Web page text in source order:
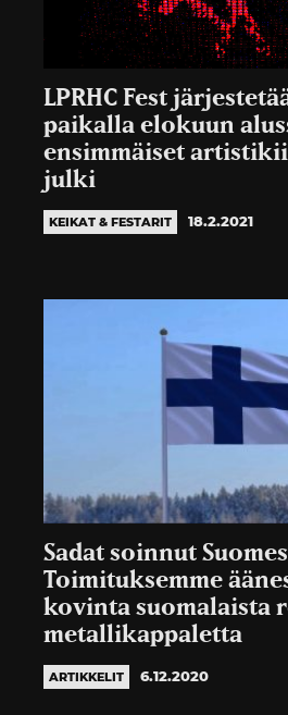
LPRHC Fest
paikalla elokuun
ensimmäiset
julki
KEIKAT & FESTARIT 18.2.2021
Sadat soinnut
Toimituksemme
kovinta suomalaista
metallikappaletta
ARTIKKELIT 6.12.2020